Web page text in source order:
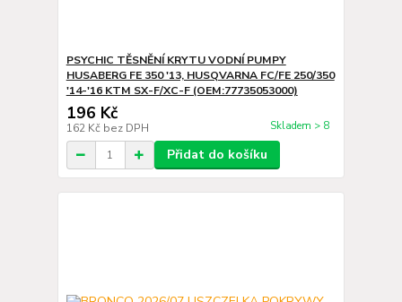
PSYCHIC TĚSNĚNÍ KRYTU VODNÍ PUMPY
HUSABERG FE 350 '13, HUSQVARNA FC/FE 250/350
'14-'16 KTM SX-F/XC-F (OEM:77735053000)
196 Kč
162 Kč bez DPH Skladem > 8
Přidat do košíku